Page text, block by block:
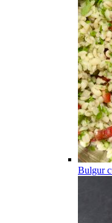
Bulgur